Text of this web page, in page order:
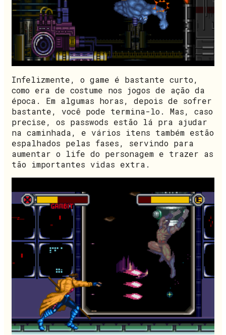
Infelizmente, o game é bastante curto,
como era de costume nos jogos de ação da
época. Em algumas horas, depois de sofrer
bastante, você pode termina-lo. Mas, caso
precise, os passwods estão lá pra ajudar
na caminhada, e vários itens também estão
espalhados pelas fases, servindo para
aumentar o life do personagem e trazer as
tão importantes vidas extra.